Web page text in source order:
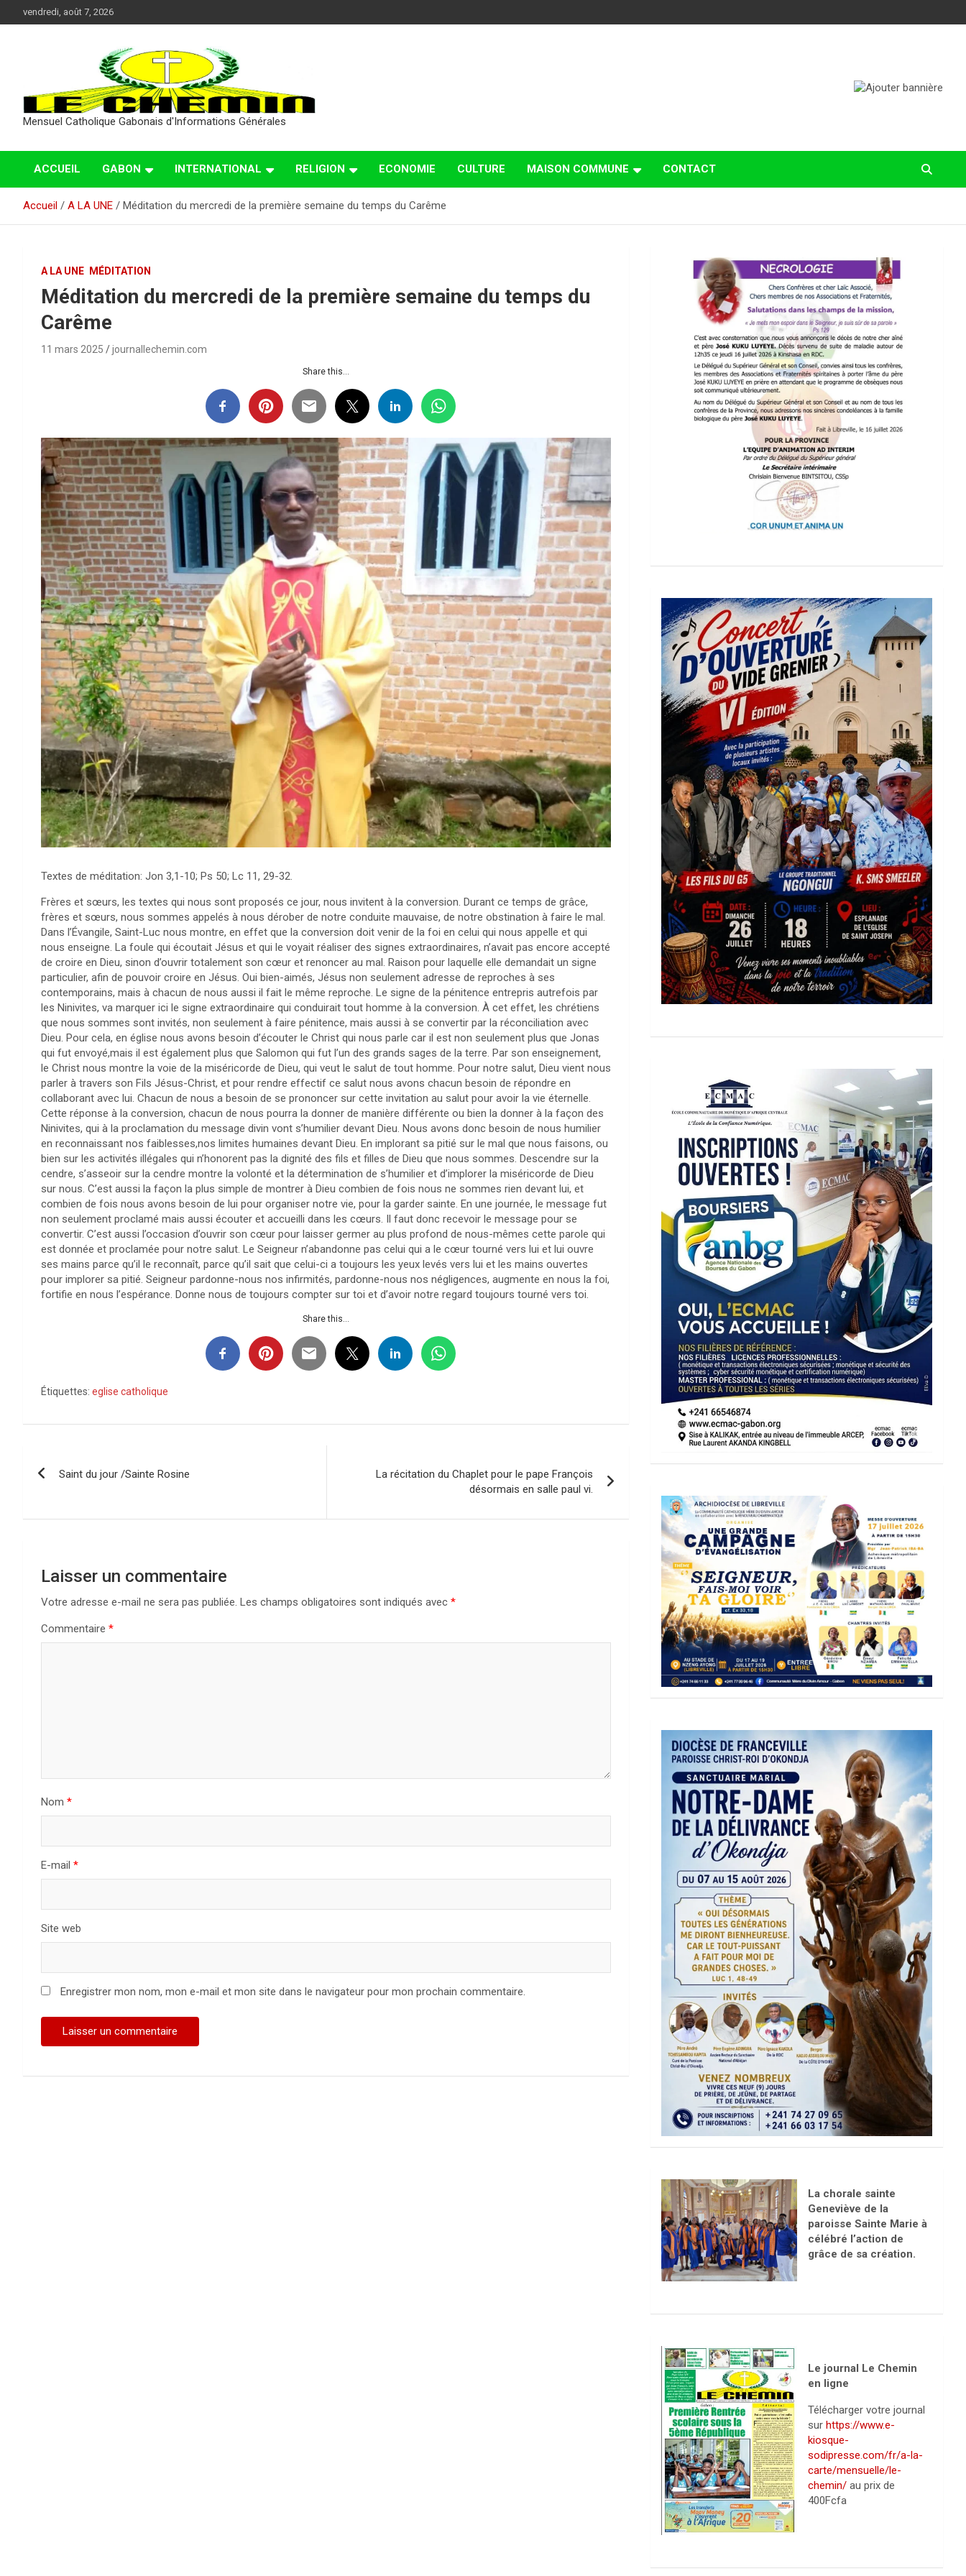
au
vendredi, août 7, 2026
Mensuel Catholique Gabonais d'Informations Générales
ACCUEIL GABON INTERNATIONAL RELIGION ECONOMIE CULTURE MAISON COMMUNE CONTACT
Accueil A LA UNE Méditation du mercredi de la première semaine du temps du Carême
A LA UNE MÉDITATION
Méditation du mercredi de la première semaine du temps du
Carême
11 mars 2025 journallechemin.com
Share this...
Textes de méditation: Jon 3,1-10; Ps 50; Lc 11, 29-32.
Frères et sœurs, les textes qui nous sont proposés ce jour, nous invitent à la conversion. Durant ce temps de grâce,
frères et sœurs, nous sommes appelés à nous dérober de notre conduite mauvaise, de notre obstination à faire le mal.
Dans l’Évangile, Saint-Luc nous montre, en effet que la conversion doit venir de la foi en celui qui nous appelle et qui
nous enseigne. La foule qui écoutait Jésus et qui le voyait réaliser des signes extraordinaires, n’avait pas encore accepté
de croire en Dieu, sinon d’ouvrir totalement son cœur et renoncer au mal. Raison pour laquelle elle demandait un signe
particulier, afin de pouvoir croire en Jésus. Oui bien-aimés, Jésus non seulement adresse de reproches à ses
contemporains, mais à chacun de nous aussi il fait le même reproche. Le signe de la pénitence entrepris autrefois par
les Ninivites, va marquer ici le signe extraordinaire qui conduirait tout homme à la conversion. À cet effet, les chrétiens
que nous sommes sont invités, non seulement à faire pénitence, mais aussi à se convertir par la réconciliation avec
Dieu. Pour cela, en église nous avons besoin d’écouter le Christ qui nous parle car il est non seulement plus que Jonas
qui fut envoyé,mais il est également plus que Salomon qui fut l’un des grands sages de la terre. Par son enseignement,
le Christ nous montre la voie de la miséricorde de Dieu, qui veut le salut de tout homme. Pour notre salut, Dieu vient nous
parler à travers son Fils Jésus-Christ, et pour rendre effectif ce salut nous avons chacun besoin de répondre en
collaborant avec lui. Chacun de nous a besoin de se prononcer sur cette invitation au salut pour avoir la vie éternelle.
Cette réponse à la conversion, chacun de nous pourra la donner de manière différente ou bien la donner à la façon des
Ninivites, qui à la proclamation du message divin vont s’humilier devant Dieu. Nous avons donc besoin de nous humilier
en reconnaissant nos faiblesses,nos limites humaines devant Dieu. En implorant sa pitié sur le mal que nous faisons, ou
bien sur les activités illégales qui n’honorent pas la dignité des fils et filles de Dieu que nous sommes. Descendre sur la
cendre, s’asseoir sur la cendre montre la volonté et la détermination de s’humilier et d’implorer la miséricorde de Dieu
sur nous. C’est aussi la façon la plus simple de montrer à Dieu combien de fois nous ne sommes rien devant lui, et
combien de fois nous avons besoin de lui pour organiser notre vie, pour la garder sainte. En une journée, le message fut
non seulement proclamé mais aussi écouter et accueilli dans les cœurs. Il faut donc recevoir le message pour se
convertir. C’est aussi l’occasion d’ouvrir son cœur pour laisser germer au plus profond de nous-mêmes cette parole qui
est donnée et proclamée pour notre salut. Le Seigneur n’abandonne pas celui qui a le cœur tourné vers lui et lui ouvre
ses mains parce qu’il le reconnaît, parce qu’il sait que celui-ci a toujours les yeux levés vers lui et les mains ouvertes
pour implorer sa pitié. Seigneur pardonne-nous nos infirmités, pardonne-nous nos négligences, augmente en nous la foi,
fortifie en nous l’espérance. Donne nous de toujours compter sur toi et d’avoir notre regard toujours tourné vers toi.
Share this...
Étiquettes: eglise catholique
l’article
Saint du jour /Sainte Rosine
La récitation du Chaplet pour le pape François
désormais en salle paul vi.
Laisser un commentaire
Votre adresse e-mail ne sera pas publiée. Les champs obligatoires sont indiqués avec *
Commentaire *
Nom *
E-mail *
Site web
Enregistrer mon nom, mon e-mail et mon site dans le navigateur pour mon prochain commentaire.
La chorale sainte
Geneviève de la
paroisse Sainte Marie à
célébré l’action de
grâce de sa création.
Le journal Le Chemin
en ligne
Télécharger votre journal
sur https://www.e-
kiosque-
sodipresse.com/fr/a-la-
carte/mensuelle/le-
chemin/au prix de
400Fcfa